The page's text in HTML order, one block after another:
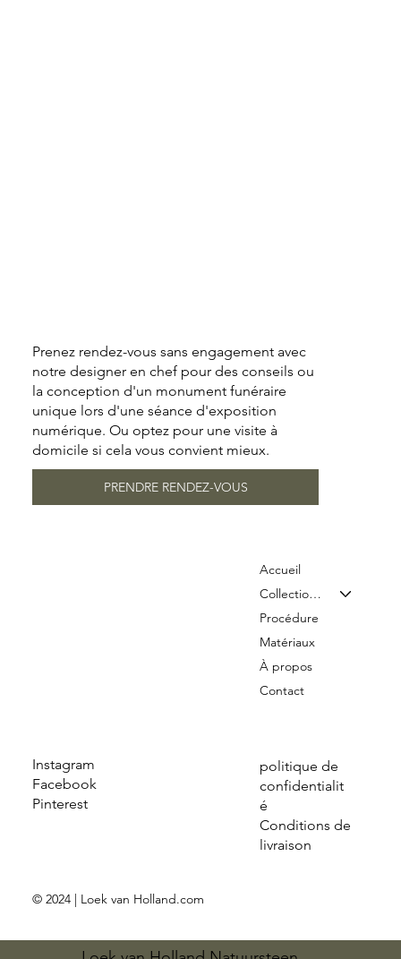
Instagram
Facebook
Pinterest
politique de
confidentialit
é
Conditions de
livraison
Accueil
Collection & Tarifs
Procédure
Matériaux
À propos
Contact
© 2024 | Loek van Holland.com
Prenez rendez-vous sans engagement avec
notre designer en chef pour des conseils ou
la conception d'un monument funéraire
unique lors d'une séance d'exposition
numérique. Ou optez pour une visite à
domicile si cela vous convient mieux.
PRENDRE RENDEZ-VOUS